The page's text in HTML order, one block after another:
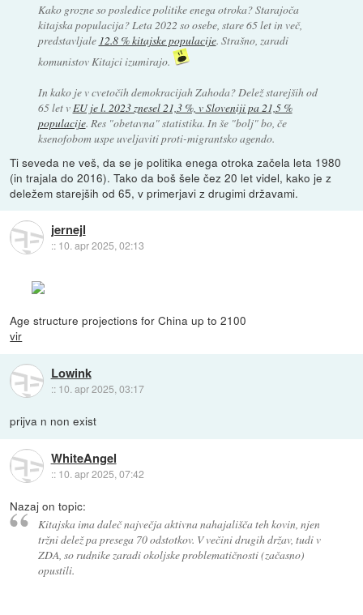
Kako grozne so posledice politike enega otroka? Starajoča
kitajska populacija? Leta 2022 so osebe, stare 65 let in več,
predstavljale 12.8 % kitajske populacije. Strašno, zaradi
komunistov Kitajci izumirajo.
In kako je v cvetočih demokracijah Zahoda? Delež starejših od
65 let vEU je l. 2023 znesel 21,3 %, v Sloveniji pa 21,5 %
populacije. Res "obetavna" statistika. In še "bolj" bo, če
ksenofobom uspe uveljaviti proti-migrantsko agendo.
Ti seveda ne veš, da se je politika enega otroka začela leta 1980
(in trajala do 2016). Tako da boš šele čez 20 let videl, kako je z
deležem starejših od 65, v primerjavi z drugimi državami.
jernejl
:: 10. apr 2025, 02:13
Age structure projections for China up to 2100
vir
Lowink
:: 10. apr 2025, 03:17
prijva n non exist
WhiteAngel
:: 10. apr 2025, 07:42
Nazaj on topic:
Kitajska ima daleč največja aktivna nahajališča teh kovin, njen
tržni delež pa presega 70 odstotkov. V večini drugih držav, tudi v
ZDA, so rudnike zaradi okoljske problematičnosti (začasno)
opustili.